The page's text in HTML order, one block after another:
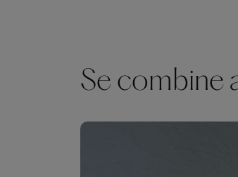
Se combine